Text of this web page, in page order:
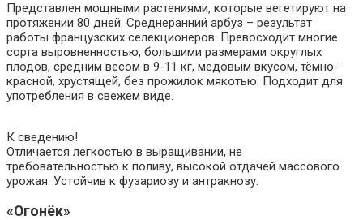
Представлен мощными растениями, которые вегетируют на
протяжении 80 дней. Среднеранний арбуз – результат
работы французских селекционеров. Превосходит многие
сорта выровненностью, большими размерами округлых
плодов, средним весом в 9-11 кг, медовым вкусом, тёмно-
красной, хрустящей, без прожилок мякотью. Подходит для
употребления в свежем виде.
К сведению!
Отличается легкостью в выращивании, не
требовательностью к поливу, высокой отдачей массового
урожая. Устойчив к фузариозу и антракнозу.
«Огонёк»